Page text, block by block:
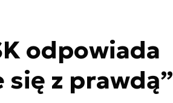
odpowiada
z prawdą”